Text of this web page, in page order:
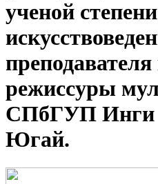
ученой
режиссуры
СПбГУП Инги
Югай.